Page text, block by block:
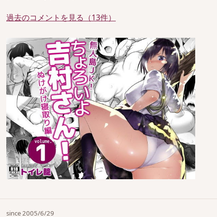
過去のコメントを見る（13件）
since 2005/6/29